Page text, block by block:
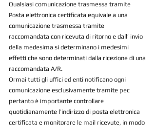
Qualsiasi comunicazione trasmessa tramite
Posta elettronica certificata equivale a una
comunicazione trasmessa tramite
raccomandata con ricevuta di ritorno e dall’ invio
della medesima si determinano i medesimi
effetti che sono determinati dalla ricezione di una
raccomandata A/R.
Ormai tutti gli uffici ed enti notificano ogni
comunicazione esclusivamente tramite pec
pertanto è importante controllare
quotidianamente l’indirizzo di posta elettronica
certificata e monitorare le mail ricevute, in modo